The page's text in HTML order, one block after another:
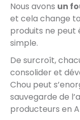
Nous avons un
et cela change
produits ne peut
simple.
De surcroît,
consolider et
Chou peut
sauvegarde de
producteurs en